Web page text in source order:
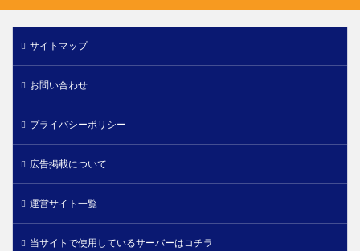
サイトマップ
お問い合わせ
プライバシーポリシー
広告掲載について
運営サイト一覧
当サイトで使用しているサーバーはコチラ